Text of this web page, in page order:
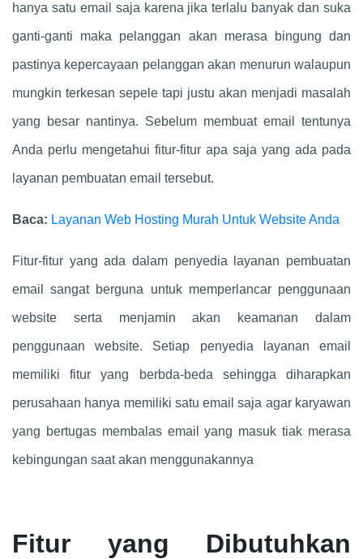
hanya satu email saja karena jika terlalu banyak dan suka
ganti-ganti maka pelanggan akan merasa bingung dan
pastinya kepercayaan pelanggan akan menurun walaupun
mungkin terkesan sepele tapi justu akan menjadi masalah
yang besar nantinya. Sebelum membuat email tentunya
Anda perlu mengetahui fitur-fitur apa saja yang ada pada
layanan pembuatan email tersebut.
Baca: Layanan Web Hosting Murah Untuk Website Anda
Fitur-fitur yang ada dalam penyedia layanan pembuatan
email sangat berguna untuk memperlancar penggunaan
website serta menjamin akan keamanan dalam
penggunaan website. Setiap penyedia layanan email
memiliki fitur yang berbda-beda sehingga diharapkan
perusahaan hanya memiliki satu email saja agar karyawan
yang bertugas membalas email yang masuk tiak merasa
kebingungan saat akan menggunakannya
Fitur yang Dibutuhkan